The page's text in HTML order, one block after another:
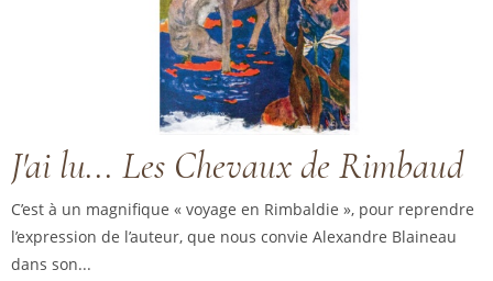
J'ai lu... Les Chevaux de Rimbaud
C’est à un magnifique « voyage en Rimbaldie », pour reprendre
l’expression de l’auteur, que nous convie Alexandre Blaineau
dans son...